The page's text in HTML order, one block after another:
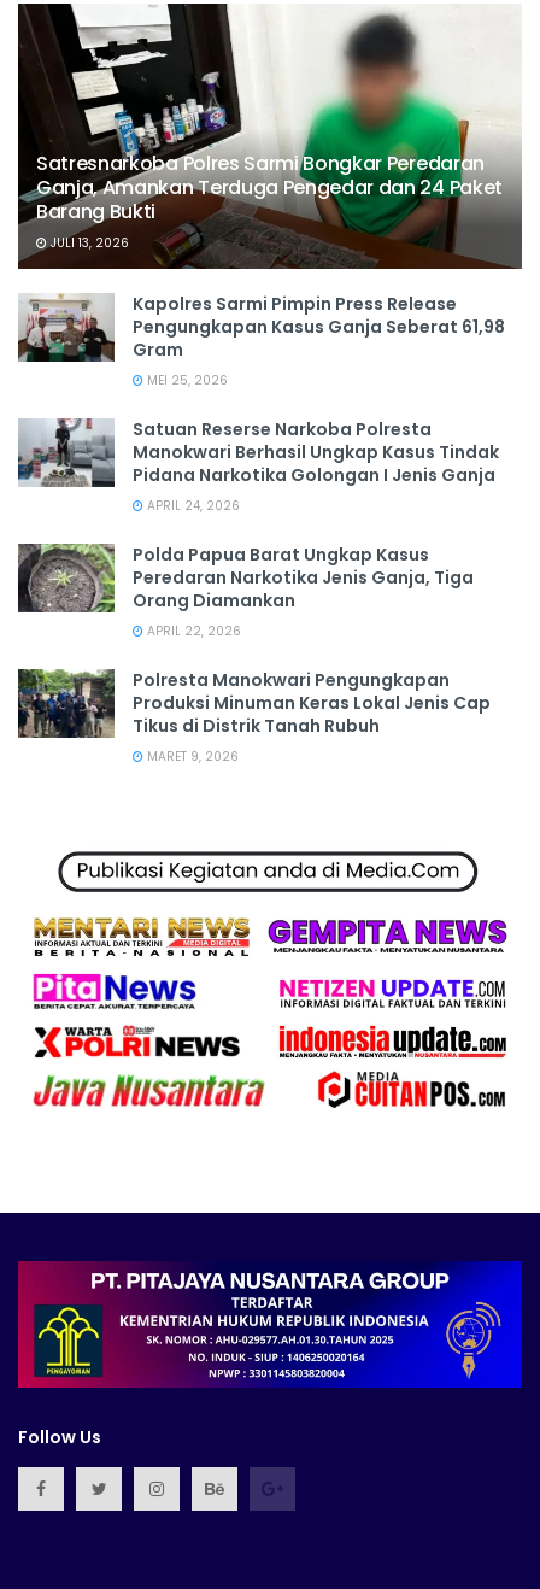
Satresnarkoba Polres Sarmi Bongkar Peredaran
Ganja, Amankan Terduga Pengedar dan 24 Paket
Barang Bukti
JULI 13, 2026
Kapolres Sarmi Pimpin Press Release
Pengungkapan Kasus Ganja Seberat 61,98
Gram
MEI 25, 2026
Satuan Reserse Narkoba Polresta
Manokwari Berhasil Ungkap Kasus Tindak
Pidana Narkotika Golongan I Jenis Ganja
APRIL 24, 2026
Polda Papua Barat Ungkap Kasus
Peredaran Narkotika Jenis Ganja, Tiga
Orang Diamankan
APRIL 22, 2026
Polresta Manokwari Pengungkapan
Produksi Minuman Keras Lokal Jenis Cap
Tikus di Distrik Tanah Rubuh
MARET 9, 2026
Follow Us